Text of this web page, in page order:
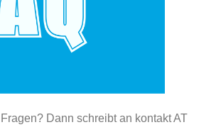
Fragen? Dann schreibt an kontakt AT